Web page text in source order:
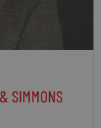
SIMMONS